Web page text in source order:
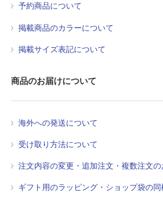
予約商品について
掲載商品のカラーについて
掲載サイズ表記について
商品のお届けについて
海外への発送について
受け取り方法について
注文内容の変更・追加注文・複数注文
ギフト用のラッピング・ショップ袋の